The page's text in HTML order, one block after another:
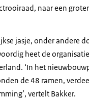
naar een
jasje, onder andere
heet de
‘In het
de 48 ramen,
vertelt Bakker.